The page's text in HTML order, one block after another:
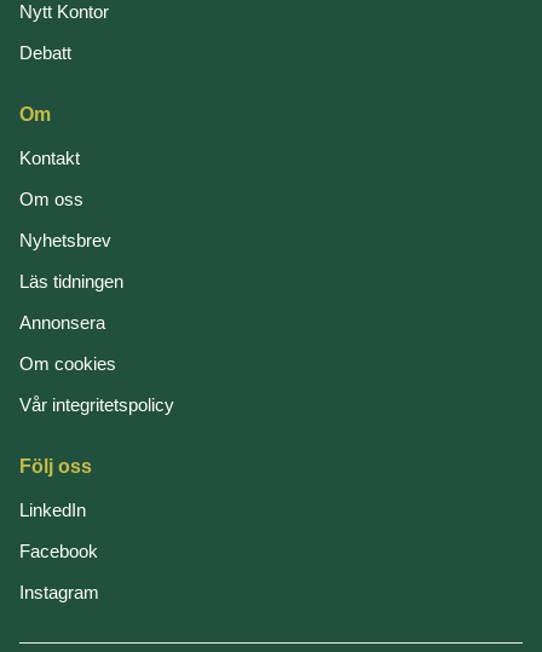
Nytt Kontor
Debatt
Om
Kontakt
Om oss
Nyhetsbrev
Läs tidningen
Annonsera
Om cookies
Vår integritetspolicy
Följ oss
LinkedIn
Facebook
Instagram